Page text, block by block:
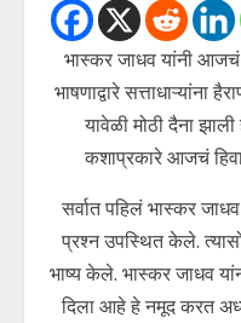
भास्कर जाधव यांनी
भाषणाद्वारे
यावेळी मोठी दैना
कशाप्रकारे आजचं
सर्वात पहिलं भास्कर
प्रश्न उपस्थित केले.
भाष्य केले. भास्कर जाधव
दिला आहे हे नमूद करत